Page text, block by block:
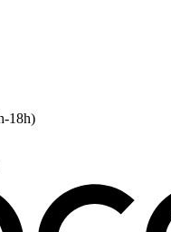
18h)